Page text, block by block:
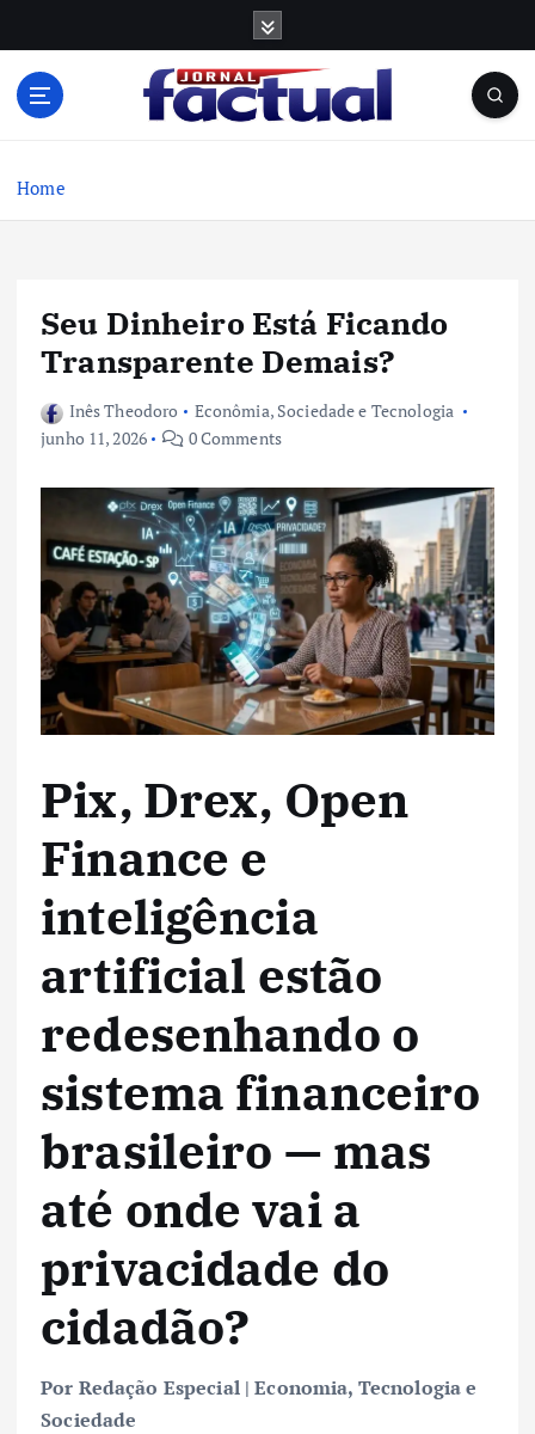
Home
Seu Dinheiro Está Ficando
Transparente Demais?
Inês Theodoro Econômia, Sociedade e Tecnologia
junho 11, 2026
0 Comments
Pix, Drex, Open
Finance e
inteligência
artificial estão
redesenhando o
sistema financeiro
brasileiro — mas
até onde vai a
privacidade do
cidadão?
Por Redação Especial | Economia, Tecnologia e
Sociedade